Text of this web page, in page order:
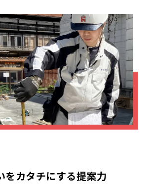
をカタチにする提案力